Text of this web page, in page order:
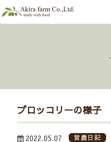
ブロッコリーの様子
2022.05.07 営農日記